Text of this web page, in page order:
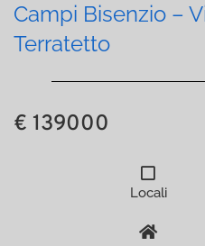
Campi Bisenzio –
Terratetto
€ 139000
Locali